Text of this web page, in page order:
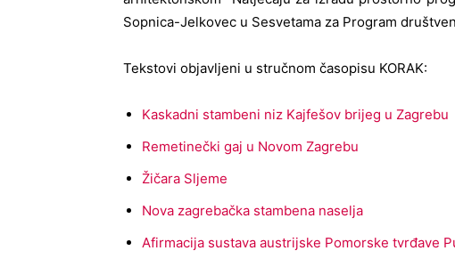
Sopnica-Jelkovec u Sesvetama za Program
Tekstovi objavljeni u stručnom časopisu KORAK:
Kaskadni stambeni niz Kajfešov brijeg u Zagrebu
Remetinečki gaj u Novom Zagrebu
Žičara Sljeme
Nova zagrebačka stambena naselja
Afirmacija sustava austrijske Pomorske tvrđave